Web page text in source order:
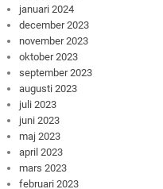
januari 2024
december 2023
november 2023
oktober 2023
september 2023
augusti 2023
juli 2023
juni 2023
maj 2023
april 2023
mars 2023
februari 2023